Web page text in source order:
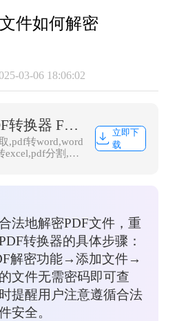
件如何解密
03-06 18:06:02
金舟PDF转换器 For Mac
,pdf转word,word
excel,pdf分割,ppt
立即下
载
法地解密PDF文件，重
转换器的具体步骤：
解密功能→添加文件→
文件无需密码即可查
提醒用户注意遵循合法
安全。